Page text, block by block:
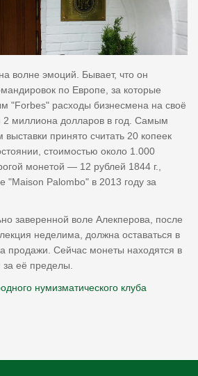
волне эмоций. Бывает, что он
по Европе, за которые
"Forbes" расходы бизнесмена на своё
миллиона долларов в год. Самым
принято считать 20 копеек
стоимостью около 1.000
монетой — 12 рублей 1844 г.,
"Maison Palombo" в 2013 году за
заверенной воле Алекперова, после
неделима, должна оставаться в
продажи. Сейчас монеты находятся в
за её пределы.
нумизматического клуба